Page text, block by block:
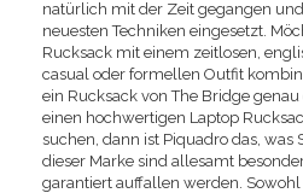
natürlich mit der Zeit gegangen
neuesten Techniken eingesetzt.
Rucksack mit einem zeitlosen,
casual oder formellen Outfit
ein Rucksack von The Bridge
einen hochwertigen Laptop
suchen, dann ist Piquadro das, was
dieser Marke sind allesamt
garantiert auffallen werden.